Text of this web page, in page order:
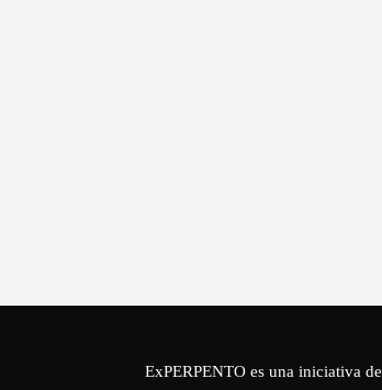
ExPERPENTO es una iniciativa de